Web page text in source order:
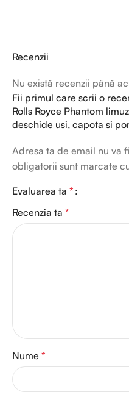
Recenzii
Nu există recenzii până
Fii primul care scrii o
Rolls Royce Phantom
deschide usi, capota si
Adresa ta de email nu va
obligatorii sunt marcate
Evaluarea ta *
Recenzia ta *
Nume *